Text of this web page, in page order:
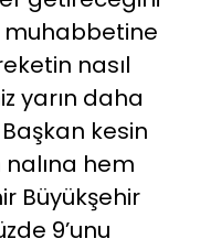
muhabbetine
nasıl
yarın daha
kesin
hem
Büyükşehir
9’unu